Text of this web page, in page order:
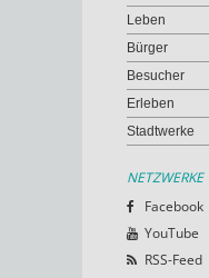
Leben
Bürger
Besucher
Erleben
Stadtwerke
NETZWERKE
Facebook
YouTube
RSS-Feed